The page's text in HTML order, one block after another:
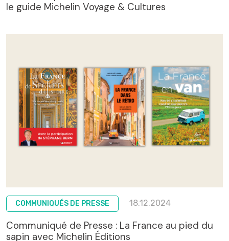
le guide Michelin Voyage & Cultures
COMMUNIQUÉS DE PRESSE 18.12.2024
Communiqué de Presse : La France au pied du
sapin avec Michelin Éditions